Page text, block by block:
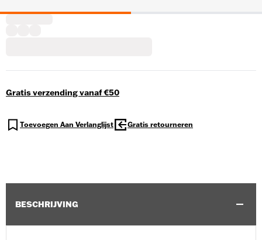
Gratis verzending vanaf €50
Toevoegen Aan Verlanglijst Gratis retourneren
BESCHRIJVING